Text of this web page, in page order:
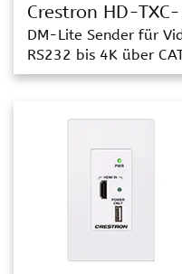
Crestron HD-
DM-Lite Sender für
RS232 bis 4K über